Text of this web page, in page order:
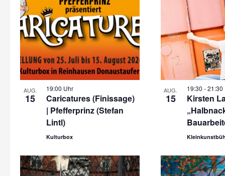
AUG.
15
19:00 Uhr
Caricatures (Finissage)
| Pfefferprinz (Stefan
Lintl)
Kulturbox
AUG.
15
19:30 -
Kirsten